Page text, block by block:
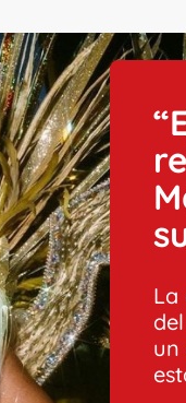
La
un